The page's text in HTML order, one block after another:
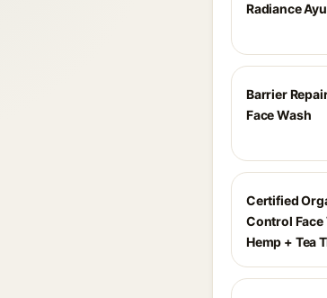
Radiance
Barrier
Face Wash
Certified
Control
Hemp + Tea